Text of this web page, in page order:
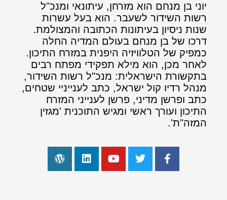
יוני בן מנחם הוא מזרחן, עיתונאי ומנכ"ל
רשות השידור לשעבר. הוא בעל עשרות
שנות ניסיון בעיתונות הכתובה והמצולמת.
דרכו של בן מנחם בעולם המדיה החלה
כמפיק של הטלוויזיה היפנית במזרח התיכון.
לאחר מכן, הוא מילא תפקידי מפתח רבים
בתקשורת הישראלית: מנכ"ל רשות השידור,
מנהל רדיו קול ישראל, כתב לענייניי שטחים,
כתב ופרשן מדיני, פרשן לענייני המזרח
התיכון ועורך ראשי ומגיש התוכנית 'מגזין
המזה"ת'.